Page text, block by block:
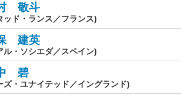
敬斗
ッド・ランス／フランス)
建英
ル・ソシエダ／スペイン)
碧
ズ・ユナイテッド／イングランド)